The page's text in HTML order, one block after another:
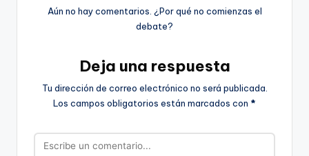
Aún no hay comentarios. ¿Por qué no comienzas el
debate?
Deja una respuesta
Tu dirección de correo electrónico no será publicada.
Los campos obligatorios están marcados con *